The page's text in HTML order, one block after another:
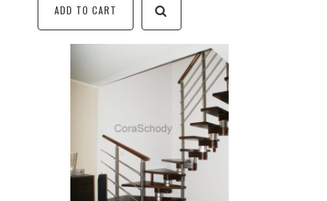
ADD TO CART